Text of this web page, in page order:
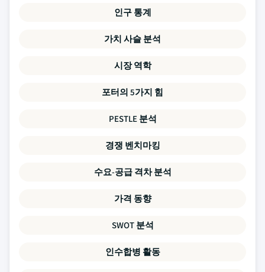
인구 통계
가치 사슬 분석
시장 역학
포터의 5가지 힘
PESTLE 분석
경쟁 벤치마킹
수요-공급 격차 분석
가격 동향
SWOT 분석
인수합병 활동